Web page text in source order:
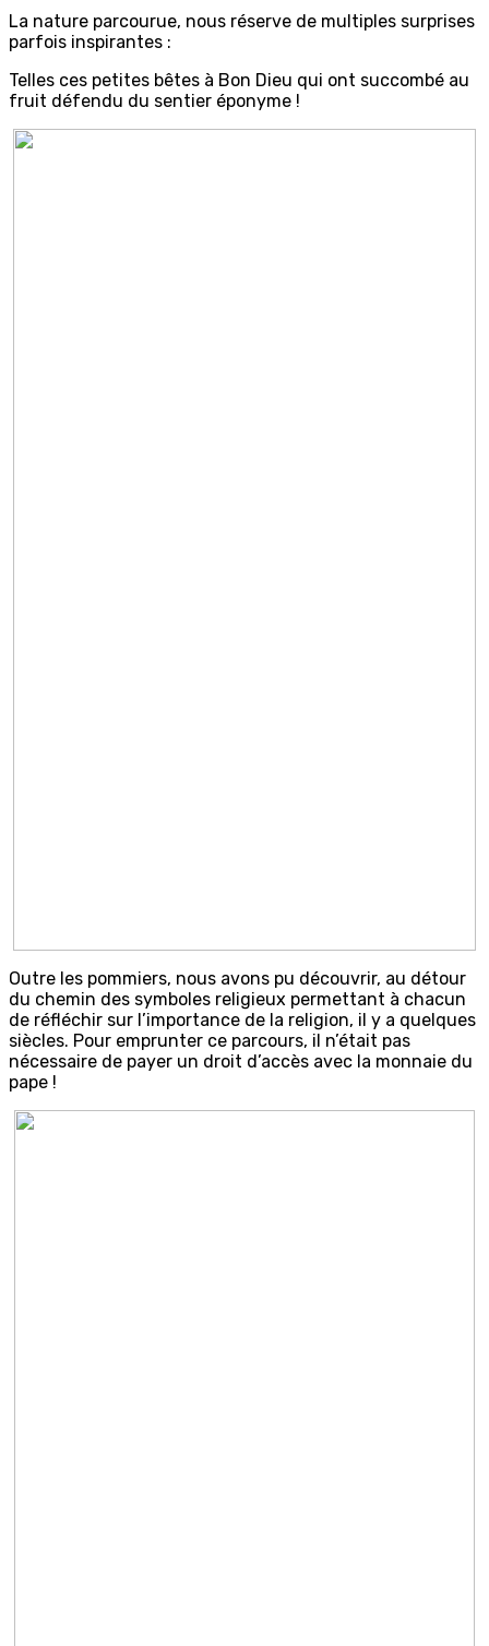
La nature parcourue, nous réserve de multiples surprises
parfois inspirantes :
Telles ces petites bêtes à Bon Dieu qui ont succombé au
fruit défendu du sentier éponyme !
Outre les pommiers, nous avons pu découvrir, au détour
du chemin des symboles religieux permettant à chacun
de réfléchir sur l’importance de la religion, il y a quelques
siècles. Pour emprunter ce parcours, il n’était pas
nécessaire de payer un droit d’accès avec la monnaie du
pape !